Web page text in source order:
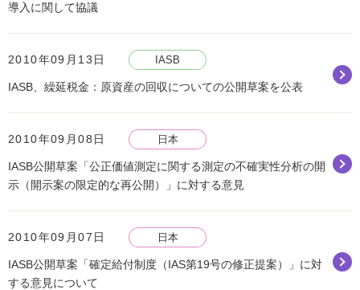
導入に関して協議
2010年09月13日 IASB
IASB、繰延税金：原資産の回収についての公開草案を公表
2010年09月08日 日本
IASB公開草案「公正価値測定に関する測定の不確実性分析の開
示（開示案の限定的な再公開）」に対する意見
2010年09月07日 日本
IASB公開草案「確定給付制度（IAS第19号の修正提案）」に対
する意見について